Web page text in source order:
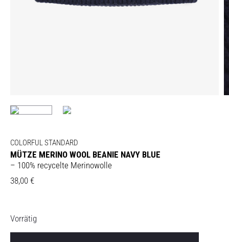
COLORFUL STANDARD
MÜTZE MERINO WOOL BEANIE NAVY BLUE
– 100% recycelte Merinowolle
38,00 €
Vorrätig